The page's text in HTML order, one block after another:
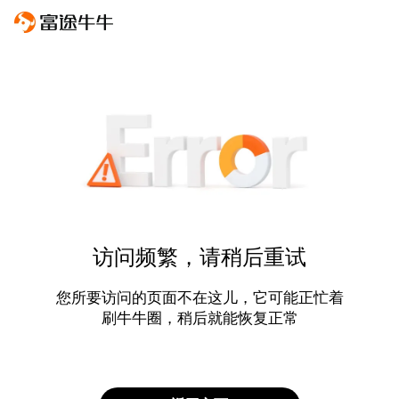
访问频繁，请稍后重试
您所要访问的页面不在这儿，它可能正忙着
刷牛牛圈，稍后就能恢复正常